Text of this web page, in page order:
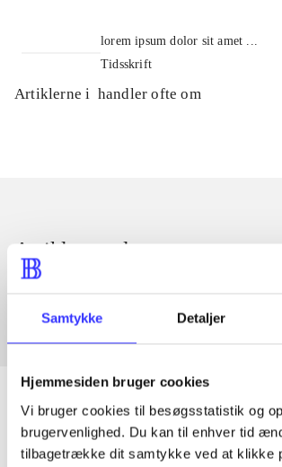
Samtykke Detaljer
Hjemmesiden bruger cookies
Vi bruger cookies til besøgsstatistik og
brugervenlighed. Du kan til enhver tid
tilbagetrække dit samtykke ved at klikke
lorem ipsum dolor sit amet ...
Tidsskrift
Artiklerne i handler ofte om
Artikler med samme emner
Fra
Artikler